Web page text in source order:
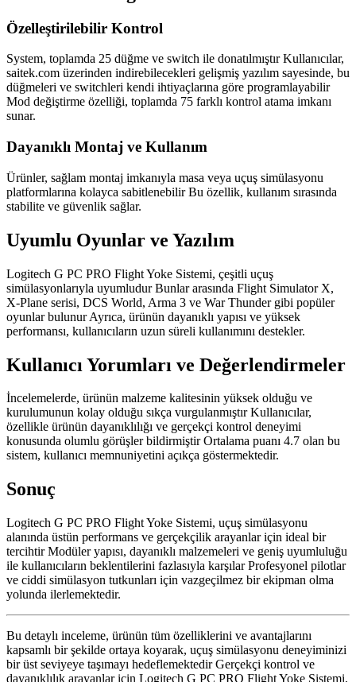
Özelleştirilebilir Kontrol
System, toplamda 25 düğme ve switch ile donatılmıştır Kullanıcılar,
saitek.com üzerinden indirebilecekleri gelişmiş yazılım sayesinde, bu
düğmeleri ve switchleri kendi ihtiyaçlarına göre programlayabilir
Mod değiştirme özelliği, toplamda 75 farklı kontrol atama imkanı
sunar.
Dayanıklı Montaj ve Kullanım
Ürünler, sağlam montaj imkanıyla masa veya uçuş simülasyonu
platformlarına kolayca sabitlenebilir Bu özellik, kullanım sırasında
stabilite ve güvenlik sağlar.
Uyumlu Oyunlar ve Yazılım
Logitech G PC PRO Flight Yoke Sistemi, çeşitli uçuş
simülasyonlarıyla uyumludur Bunlar arasında Flight Simulator X,
X-Plane serisi, DCS World, Arma 3 ve War Thunder gibi popüler
oyunlar bulunur Ayrıca, ürünün dayanıklı yapısı ve yüksek
performansı, kullanıcıların uzun süreli kullanımını destekler.
Kullanıcı Yorumları ve Değerlendirmeler
İncelemelerde, ürünün malzeme kalitesinin yüksek olduğu ve
kurulumunun kolay olduğu sıkça vurgulanmıştır Kullanıcılar,
özellikle ürünün dayanıklılığı ve gerçekçi kontrol deneyimi
konusunda olumlu görüşler bildirmiştir Ortalama puanı 4.7 olan bu
sistem, kullanıcı memnuniyetini açıkça göstermektedir.
Sonuç
Logitech G PC PRO Flight Yoke Sistemi, uçuş simülasyonu
alanında üstün performans ve gerçekçilik arayanlar için ideal bir
tercihtir Modüler yapısı, dayanıklı malzemeleri ve geniş uyumluluğu
ile kullanıcıların beklentilerini fazlasıyla karşılar Profesyonel pilotlar
ve ciddi simülasyon tutkunları için vazgeçilmez bir ekipman olma
yolunda ilerlemektedir.
Bu detaylı inceleme, ürünün tüm özelliklerini ve avantajlarını
kapsamlı bir şekilde ortaya koyarak, uçuş simülasyonu deneyiminizi
bir üst seviyeye taşımayı hedeflemektedir Gerçekçi kontrol ve
dayanıklılık arayanlar için Logitech G PC PRO Flight Yoke Sistemi,